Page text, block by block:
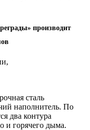
производит
сталь
наполнитель. По
два контура
и горячего дыма.